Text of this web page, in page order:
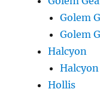
Golem
Golem
Halcyon
Hollis